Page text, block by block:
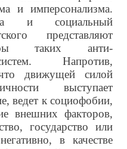
и имперсонализма.
и социальный
представляют
таких анти-
Напротив,
движущей силой
выступает
ведет к социофобии,
внешних факторов,
государство или
в качестве